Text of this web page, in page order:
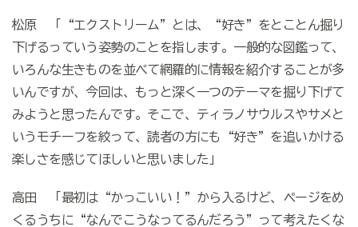
松原 「“エクストリーム”とは、“好き”をとことん掘り
下げるっていう姿勢のことを指します。一般的な図鑑って、
いろんな生きものを並べて網羅的に情報を紹介することが多
いんですが、今回は、もっと深く一つのテーマを掘り下げて
みようと思ったんです。そこで、ティラノサウルスやサメと
いうモチーフを絞って、読者の方にも“好き”を追いかける
楽しさを感じてほしいと思いました」
高田 「最初は“かっこいい！”から入るけど、ページをめ
くるうちに“なんでこうなってるんだろう”って考えたくな